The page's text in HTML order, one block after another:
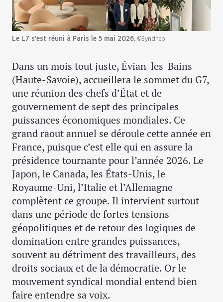
Le L7 s'est réuni à Paris le 5 mai 2026. ©Syndheb
Dans un mois tout juste, Évian-les-Bains
(Haute-Savoie), accueillera le sommet du G7,
une réunion des chefs d’État et de
gouvernement de sept des principales
puissances économiques mondiales. Ce
grand raout annuel se déroule cette année en
France, puisque c’est elle qui en assure la
présidence tournante pour l’année 2026. Le
Japon, le Canada, les États-Unis, le
Royaume-Uni, l’Italie et l’Allemagne
complètent ce groupe. Il intervient surtout
dans une période de fortes tensions
géopolitiques et de retour des logiques de
domination entre grandes puissances,
souvent au détriment des travailleurs, des
droits sociaux et de la démocratie. Or le
mouvement syndical mondial entend bien
faire entendre sa voix.